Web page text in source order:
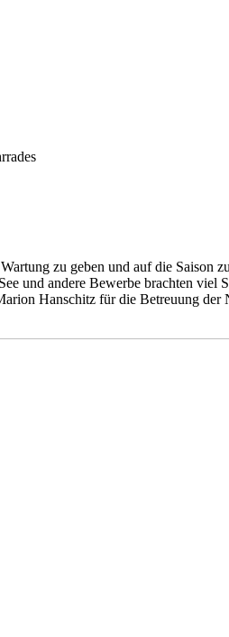
zu geben und auf die Saison
und andere Bewerbe brachten viel
Hanschitz für die Betreuung